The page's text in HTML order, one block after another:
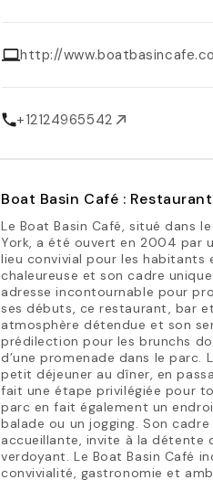
http://
+12124965542
Boat Basin Café :
Le Boat Basin Café, situé dans
York, a été ouvert en 2004 par
lieu convivial pour les habitants
chaleureuse et son cadre
adresse incontournable pour
ses débuts, ce restaurant, bar
atmosphère détendue et son
prédilection pour les brunchs
d’une promenade dans le parc.
petit déjeuner au dîner, en
fait une étape privilégiée pour
parc en fait également un
balade ou un jogging. Son
accueillante, invite à la détente
verdoyant. Le Boat Basin Café
convivialité, gastronomie et